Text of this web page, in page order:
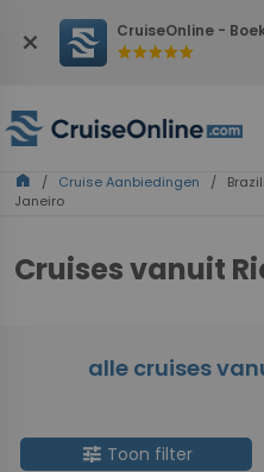
close CruiseOnline -
starstarstarstarstar
home / Cruise Aanbiedingen /
Janeiro
Cruises vanuit
alle cruises
tune Toon filter